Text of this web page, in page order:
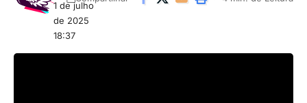
1 de julho
de 2025
18:37